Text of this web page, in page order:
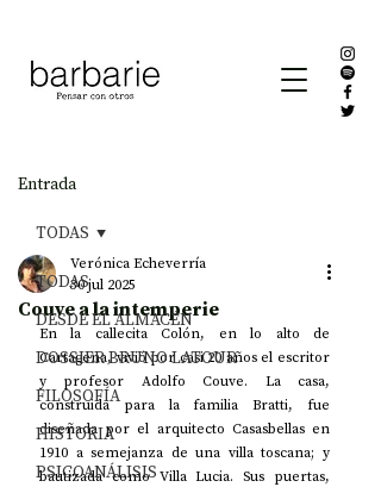
Entrada
TODAS
DESDE EL ALMACÉN
DOSSIER BRUNO LATOUR
FILOSOFÍA
HISTORIA
PSICOANÁLISIS
TODAS
Couve a la intemperie
Verónica Echeverría
30 jul 2025
En la callecita Colón, en lo alto de
Cartagena, vivió por casi 20 años el escritor
y profesor Adolfo Couve. La casa,
construida para la familia Bratti, fue
diseñada por el arquitecto Casasbellas en
1910 a semejanza de una villa toscana; y
bautizada como Villa Lucia. Sus puertas,